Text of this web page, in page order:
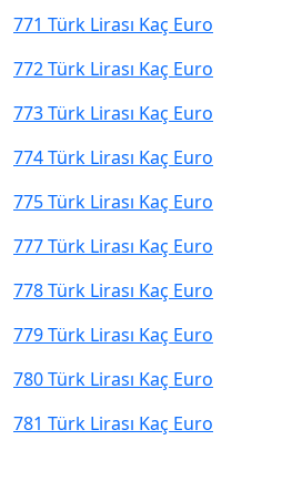
771 Türk Lirası Kaç Euro
772 Türk Lirası Kaç Euro
773 Türk Lirası Kaç Euro
774 Türk Lirası Kaç Euro
775 Türk Lirası Kaç Euro
777 Türk Lirası Kaç Euro
778 Türk Lirası Kaç Euro
779 Türk Lirası Kaç Euro
780 Türk Lirası Kaç Euro
781 Türk Lirası Kaç Euro